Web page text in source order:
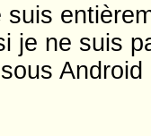
je ne suis